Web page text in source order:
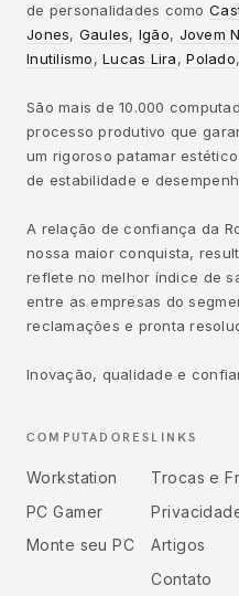
de personalidades como
Jones, Gaules, Igão, Jovem
Inutilismo,Lucas Lira,Polado,
São mais de 10.000
processo produtivo que
um rigoroso patamar
de estabilidade e
A relação de confiança da
nossa maior conquista,
reflete no melhor índice de
entre as empresas do
reclamações e pronta
Inovação, qualidade e
COMPUTADORES
Workstation
PC Gamer
Monte seu PC
LINKS
Trocas e
Artigos
Contato